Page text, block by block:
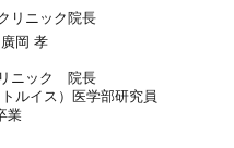
リニック院長
岡 孝
ニック 院長
ルイス）医学部研究員
業